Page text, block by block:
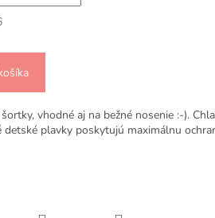
vhodné aj na bežné nosenie :-).
plavky poskytujú maximálnu